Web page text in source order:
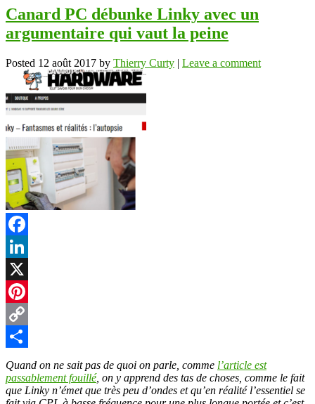
Canard PC débunke Linky avec un
argumentaire qui vaut la peine
Posted 12 août 2017 by Thierry Curty | Leave a comment
Facebook
LinkedIn
X
Pinterest
Copy
Link
Partager
Quand on ne sait pas de quoi on parle, comme l’article est
passablement fouillé, on y apprend des tas de choses, comme le fait
que Linky n’émet que très peu d’ondes et qu’en réalité l’essentiel se